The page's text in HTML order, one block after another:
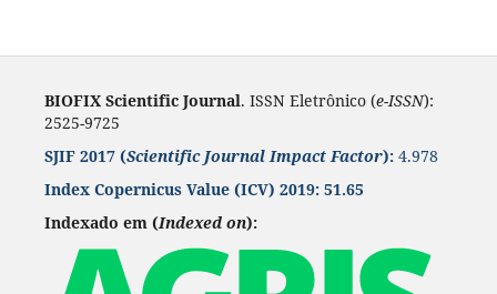
BIOFIX Scientific Journal. ISSN Eletrônico (e-ISSN):
2525-9725
SJIF 2017 (Scientific Journal Impact Factor):4.978
Index Copernicus Value(ICV) 2019: 51.65
Indexado em (Indexed on):